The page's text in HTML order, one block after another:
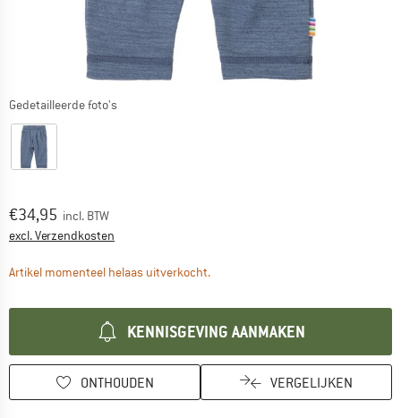
Gedetailleerde foto's
Prijs:
€34,95 incl. BTW
excl. Verzendkosten
Artikel momenteel helaas uitverkocht.De link wordt geopend in een
KENNISGEVING AANMAKEN
ONTHOUDEN VERGELIJKEN